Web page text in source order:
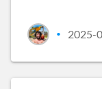
• 2025-